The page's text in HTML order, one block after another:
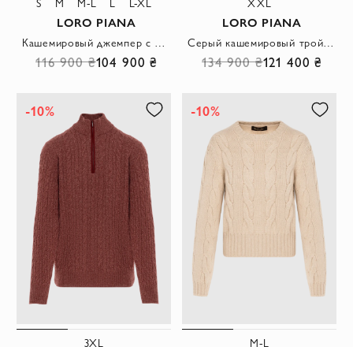
LORO PIANA
Кашемировый джемпер с V-образным вырезом женский бежевый
116 900 ₴104 900 ₴
LORO PIANA
Серый кашемировый тройер для мужчин
134 900 ₴121 400 ₴
-10%
3XL
-10%
M-L